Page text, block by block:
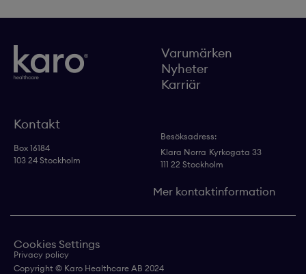
Varumärken
Nyheter
Karriär
Kontakt
Box 16184
103 24 Stockholm
Besöksadress:
Klara Norra Kyrkogata 33
111 22 Stockholm
Mer kontaktinformation
Cookies Settings
Privacy policy
Copyright © Karo Healthcare AB 2024